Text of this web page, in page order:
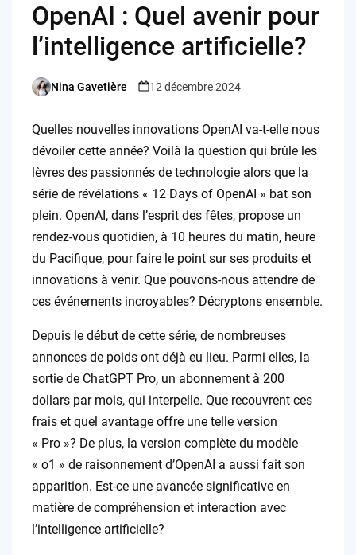
OpenAI : Quel avenir pour
l’intelligence artificielle?
Posted
Nina Gavetière 12 décembre 2024
Quelles nouvelles innovations OpenAI va-t-elle nous
dévoiler cette année? Voilà la question qui brûle les
lèvres des passionnés de technologie alors que la
série de révélations « 12 Days of OpenAI » bat son
plein. OpenAI, dans l’esprit des fêtes, propose un
rendez-vous quotidien, à 10 heures du matin, heure
du Pacifique, pour faire le point sur ses produits et
innovations à venir. Que pouvons-nous attendre de
ces événements incroyables? Décryptons ensemble.
Depuis le début de cette série, de nombreuses
annonces de poids ont déjà eu lieu. Parmi elles, la
sortie de ChatGPT Pro, un abonnement à 200
dollars par mois, qui interpelle. Que recouvrent ces
frais et quel avantage offre une telle version
« Pro »? De plus, la version complète du modèle
« o1 » de raisonnement d’OpenAI a aussi fait son
apparition. Est-ce une avancée significative en
matière de compréhension et interaction avec
l’intelligence artificielle?